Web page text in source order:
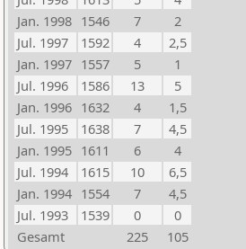
Jan. 1998 1546 7
2
Jul. 1997
1592 4
2,5
Jan. 1997 1557 5
1
Jul. 1996
1586 13
5
Jan. 1996 1632 4
1,5
Jul. 1995
1638 7
4,5
Jan. 1995 1611 6
4
Jul. 1994
1615 10
6,5
Jan. 1994 1554 7
4,5
Jul. 1993
1539 0
0
Gesamt
225 105